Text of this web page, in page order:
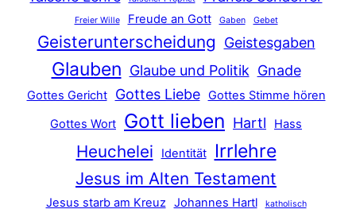
Freier Wille Freude an Gott Gaben Gebet
Geisterunterscheidung Geistesgaben
Glauben Glaube und Politik Gnade
Gottes Gericht Gottes Liebe Gottes Stimme hören
Gottes Wort
Gott lieben Hartl Hass
Heuchelei Identität Irrlehre
Jesus im Alten Testament
Jesus starb am Kreuz Johannes Hartl katholisch